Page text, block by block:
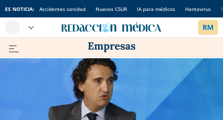
ES NOTICIA: Accidentes sanidad Nuevos CSUR IA para médicos Hantavirus